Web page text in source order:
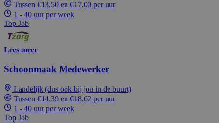
Tussen €13,50 en €17,00 per uur
1 - 40 uur per week
Top Job
Lees meer
Schoonmaak Medewerker
Landelijk (dus ook bij jou in de buurt)
Tussen €14,39 en €18,62 per uur
1 - 40 uur per week
Top Job